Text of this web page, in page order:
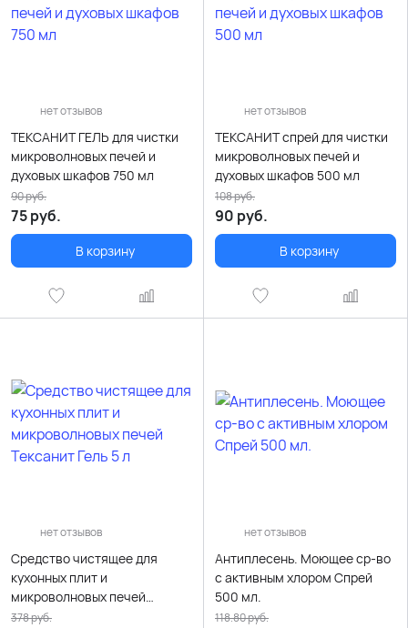
нет отзывов
ТЕКСАНИТ ГЕЛЬ для чистки
микроволновых печей и
духовых шкафов 750 мл
75руб.
90руб.
В корзину
нет отзывов
ТЕКСАНИТ спрей для чистки
микроволновых печей и
духовых шкафов 500 мл
90 руб.
108руб.
В корзину
нет отзывов
Средство чистящее для
кухонных плит и
микроволновых печей
Тексанит Гель 5 л
378руб.
нет отзывов
Антиплесень. Моющее ср-во
с активным хлором Спрей
500 мл.
118.80руб.